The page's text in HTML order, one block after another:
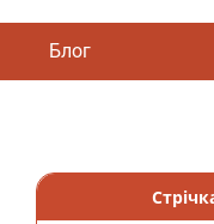
Блог